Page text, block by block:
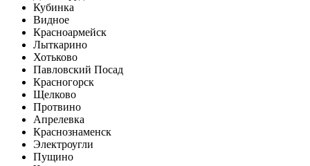
Кубинка
Видное
Красноармейск
Лыткарино
Хотьково
Павловский Посад
Красногорск
Щелково
Протвино
Апрелевка
Краснознаменск
Электроугли
Пущино